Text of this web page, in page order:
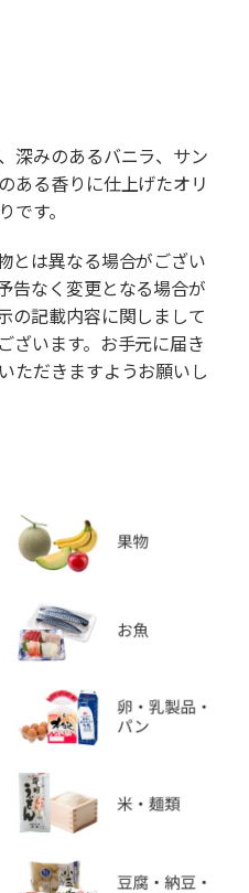
深みのあるバニラ、サン
ある香りに仕上げたオリ
です。
とは異なる場合がござい
告なく変更となる場合が
の記載内容に関しまして
ざいます。お手元に届き
ただきますようお願いし